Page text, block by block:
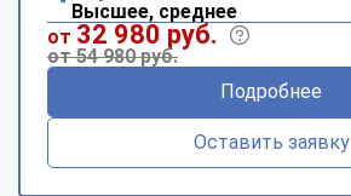
Высшее, среднее
от 32 980 руб.
от 54 980 руб.
Подробнее
Оставить заявку